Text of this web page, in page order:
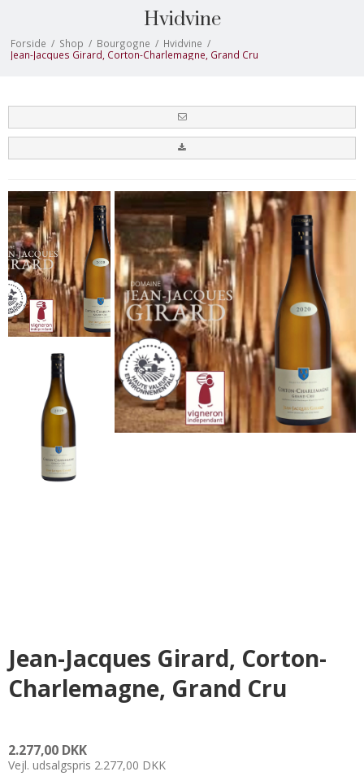
Hvidvine
Forside / Shop / Bourgogne / Hvidvine /
Jean-Jacques Girard, Corton-Charlemagne, Grand Cru
Jean-Jacques Girard, Corton-
Charlemagne, Grand Cru
2.277,00 DKK
Vejl. udsalgspris 2.277,00 DKK